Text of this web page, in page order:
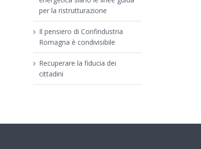
per la ristrutturazione
Il pensiero di Confindustria
Romagna è condivisibile
Recuperare la fiducia dei
cittadini